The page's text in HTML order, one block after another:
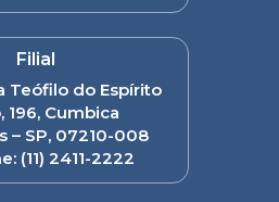
Filial
Teófilo do Espírito
196, Cumbica
– SP, 07210-008
(11) 2411-2222